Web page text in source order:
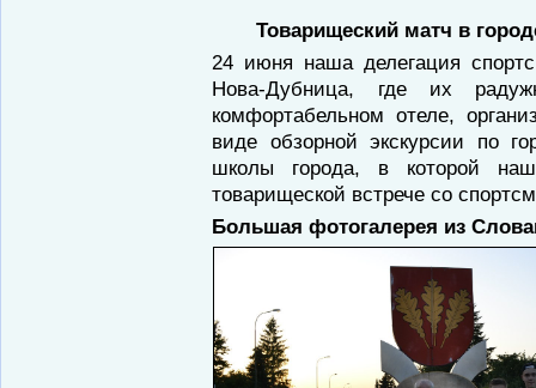
Товарищеский матч в
24 июня наша делегация
Нова-Дубница, где их
комфортабельном отеле,
виде обзорной экскурсии по
школы города, в которой
товарищеской встрече со
Большая фотогалерея из